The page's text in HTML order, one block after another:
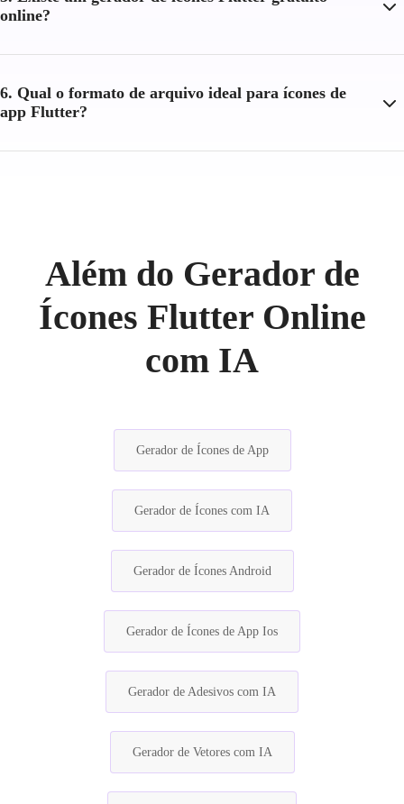
online?
6. Qual o formato de arquivo ideal para ícones de
app Flutter?
Além do Gerador de
Ícones Flutter Online
com IA
Gerador de Ícones de App
Gerador de Ícones com IA
Gerador de Ícones Android
Gerador de Ícones de App Ios
Gerador de Adesivos com IA
Gerador de Vetores com IA